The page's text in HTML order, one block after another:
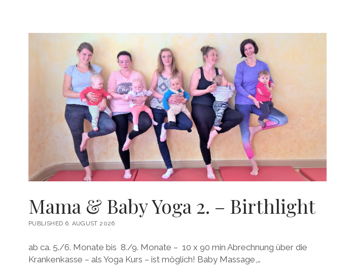
FRAU
–
UND
MEHR…
Mama & Baby Yoga 2. – Birthlight
PUBLISHED 6. AUGUST 2026
ab ca. 5./6. Monate bis 8./9. Monate – 10 x 90 min Abrechnung über die
Krankenkasse – als Yoga Kurs – ist möglich! Baby Massage,…